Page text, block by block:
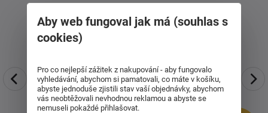
Aby web fungoval jak má (souhlas s
cookies)
Pro co nejlepší zážitek z nakupování - aby fungovalo
vyhledávání, abychom si pamatovali, co máte v košíku,
abyste jednoduše zjistili stav vaší objednávky, abychom
vás neobtěžovali nevhodnou reklamou a abyste se
nemuseli pokaždé přihlašovat.